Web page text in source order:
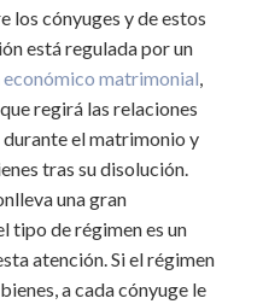
los cónyuges y de estos
está regulada por un
económico matrimonial,
regirá las relaciones
el matrimonio y
tras su disolución.
una gran
tipo de régimen es un
atención. Si el régimen
a cada cónyuge le